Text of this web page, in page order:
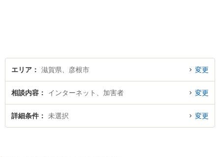
エリア 滋賀県、彦根市 変更
相談内容 インターネット、加害者 変更
詳細条件 未選択 変更